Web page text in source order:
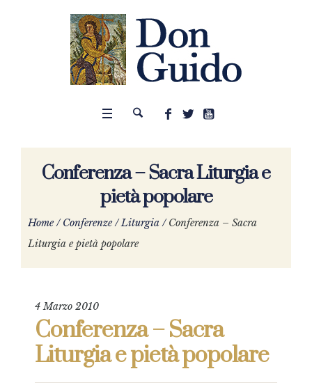
Conferenza – Sacra Liturgia e
pietà popolare
Home /Conferenze /Liturgia /Conferenza – Sacra
Liturgia e pietà popolare
4 Marzo 2010
Conferenza – Sacra
Liturgia e pietà popolare